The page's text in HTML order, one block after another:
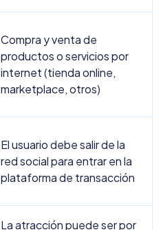
Compra y venta de
productos o servicios por
internet (tienda online,
marketplace, otros)
El usuario debe salir de la
red social para entrar en la
plataforma de transacción
La atracción puede ser por